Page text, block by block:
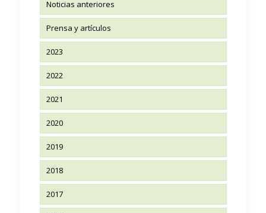
Noticias anteriores
Prensa y artículos
2023
2022
2021
2020
2019
2018
2017